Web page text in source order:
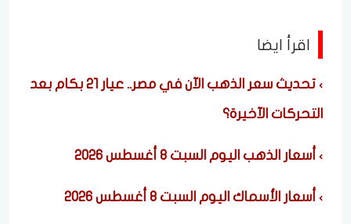
اقرأ ايضا
تحديث سعر الذهب الآن في مصر.. عيار 21 بكام بعد
التحركات الآخيرة؟
أسعار الذهب اليوم السبت 8 أغسطس 2026
أسعار الأسماك اليوم السبت 8 أغسطس 2026